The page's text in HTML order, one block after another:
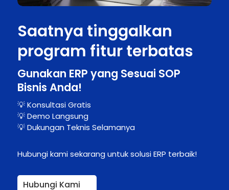
Saatnya tinggalkan
program fitur terbatas
Gunakan ERP yang Sesuai SOP
Bisnis Anda!
💡 Konsultasi Gratis
💡 Demo Langsung
💡 Dukungan Teknis Selamanya
Hubungi kami sekarang untuk solusi ERP terbaik!
Hubungi Kami